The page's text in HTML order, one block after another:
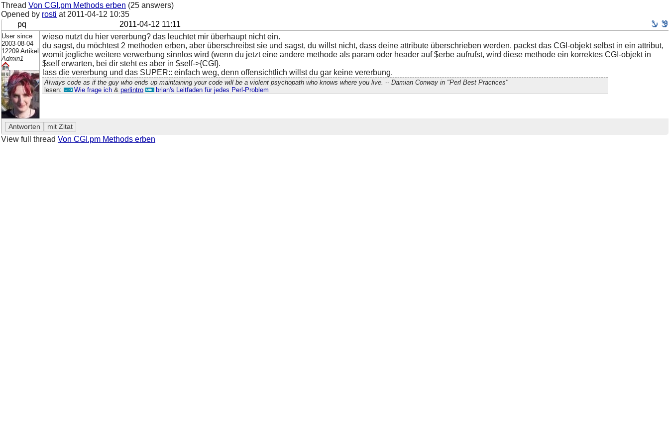
Thread Von CGI.pm Methods erben (25 answers)
Opened by rosti at 2011-04-12 10:35
pq
2011-04-12 11:11
User since
2003-08-04
12209 Artikel
Admin1
wieso nutzt du hier vererbung? das leuchtet mir überhaupt nicht ein.
du sagst, du möchtest 2 methoden erben, aber überschreibst sie und sagst, du willst nicht, dass deine attribute überschrieben werden. packst das CGI-objekt selbst in ein attribut,
womit jegliche weitere verwerbung sinnlos wird (wenn du jetzt eine andere methode als param oder header auf $erbe aufrufst, wird diese methode ein korrektes CGI-objekt in
$self erwarten, bei dir steht es aber in $self->{CGI}.
lass die vererbung und das SUPER:: einfach weg, denn offensichtlich willst du gar keine vererbung.
Always code as if the guy who ends up maintaining your code will be a violent psychopath who knows where you live. -- Damian Conway in "Perl Best Practices"
lesen:
Wie frage ich &perlintro brian's Leitfaden für jedes Perl-Problem
View full thread Von CGI.pm Methods erben